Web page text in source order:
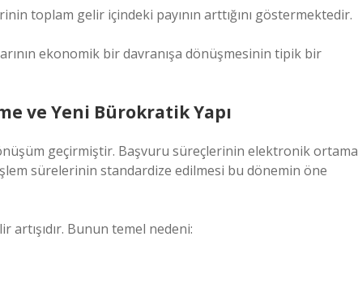
toplam gelir içindeki payının arttığını göstermektedir.
ekonomik bir davranışa dönüşmesinin tipik bir
ve Yeni Bürokratik Yapı
geçirmiştir. Başvuru süreçlerinin elektronik ortama
sürelerinin standardize edilmesi bu dönemin öne
artışıdır. Bunun temel nedeni: